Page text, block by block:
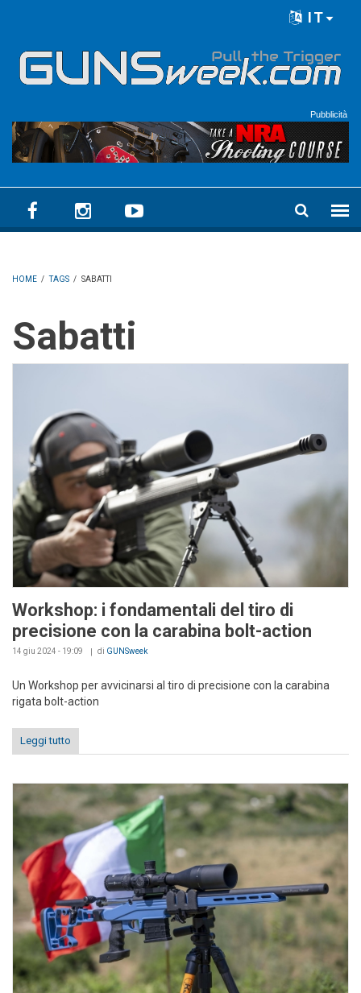
IT
Pubblicità
HOME / TAGS / SABATTI
Sabatti
Workshop: i fondamentali del tiro di
precisione con la carabina bolt-action
14 giu 2024 - 19:09 di GUNSweek
Un Workshop per avvicinarsi al tiro di precisione con la carabina
rigata bolt-action
Leggi tutto